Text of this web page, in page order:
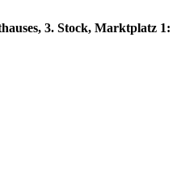
3. Stock, Marktplatz 1: